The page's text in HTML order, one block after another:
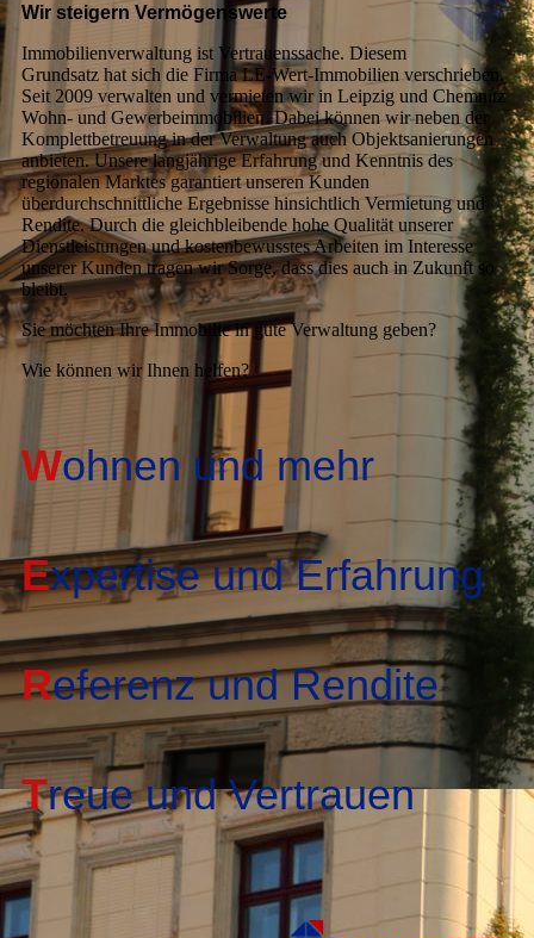
Wir steigern Vermögenswerte
Immobilienverwaltung ist Vertrauenssache. Diesem
Grundsatz hat sich die Firma LE-Wert-Immobilien verschrieben.
Seit 2009 verwalten und vermieten wir in Leipzig und Chemnitz
Wohn- und Gewerbeimmobilien. Dabei können wir neben der
Komplettbetreuung in der Verwaltung auch Objektsanierungen
anbieten. Unsere langjährige Erfahrung und Kenntnis des
regionalen Marktes garantiert unseren Kunden
überdurchschnittliche Ergebnisse hinsichtlich Vermietung und
Rendite. Durch die gleichbleibende hohe Qualität unserer
Dienstleistungen und kostenbewusstes Arbeiten im Interesse
unserer Kunden tragen wir Sorge, dass dies auch in Zukunft so
bleibt.
Sie möchten Ihre Immobilie in gute Verwaltung geben?
Wie können wir Ihnen helfen?
Wohnen und mehr
Expertise und Erfahrung
Referenz und Rendite
Treue und Vertrauen